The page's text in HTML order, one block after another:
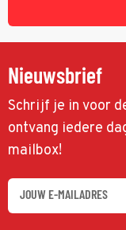
Nieuwsbrief
Schrijf je in voor
ontvang iedere
mailbox!